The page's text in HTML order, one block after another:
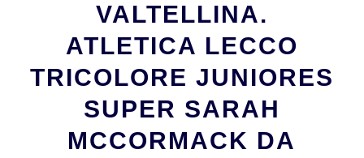
VALTELLINA.
ATLETICA LECCO
TRICOLORE JUNIORES
SUPER SARAH
MCCORMACK DA